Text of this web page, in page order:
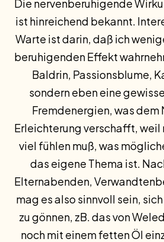
Die nervenberuhigende
ist hinreichend bekannt.
Warte ist darin, daß ich
beruhigenden Effekt
Baldrin, Passionsblume,
sondern eben eine
Fremdenergien, was dem
Erleichterung verschafft, weil
viel fühlen muß, was
das eigene Thema ist.
Elternabenden,
mag es also sinnvoll sein,
zu gönnen, zB. das von
noch mit einem fetten Öl